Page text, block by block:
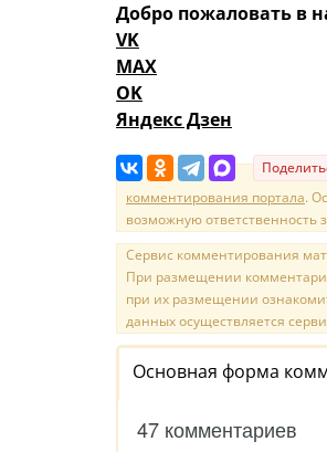
Добро пожаловать в
VK
MAX
OK
Яндекс Дзен
комментирования портала.
возможную ответственность
Сервис комментирования
При размещении
при их размещении
данных осуществляется
Основная форма
47 комментариев